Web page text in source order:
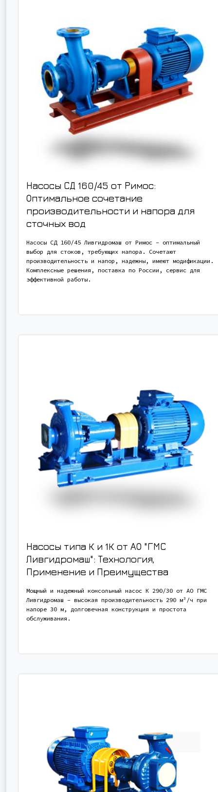
Насосы СД 160/45 от Римос:
Оптимальное сочетание
производительности и напора для
сточных вод
Насосы СД 160/45 Ливгидромаш от Римос – оптимальный
выбор для стоков, требующих напора. Сочетают
производительность и напор, надежны, имеют модификации.
Комплексные решения, поставка по России, сервис для
эффективной работы.
Насосы типа К и 1К от АО "ГМС
Ливгидромаш": Технология,
Применение и Преимущества
Мощный и надежный консольный насос К 290/30 от АО ГМС
Ливгидромаш - высокая производительность 290 м³/ч при
напоре 30 м, долговечная конструкция и простота
обслуживания.